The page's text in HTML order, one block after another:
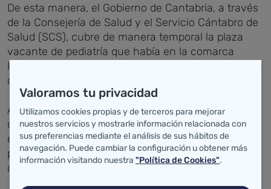
De esta manera, el Gobierno de Cantabria, a través
de la Consejería de Salud y el Servicio Cántabro de
Salud (SCS), cubre de manera temporal la plaza
vacante de pediatría que había en la comarca
lebaniega por la jubilación, hace meses, de la titular
de la plaza.
Ante la imposibilidad de encontrar pediatras para la
cobertura de esta plaza, la Consejería ha adoptado
esta medida con un profesional con experiencia
pediátrica que trabaja en el propio centro de salud
de Potes.
Valoramos tu privacidad
Utilizamos cookies propias y de terceros para mejorar
nuestros servicios y mostrarle información relacionada con
sus preferencias mediante el análisis de sus hábitos de
navegación. Puede cambiar la configuración u obtener más
información visitando nuestra "Política de Cookies".